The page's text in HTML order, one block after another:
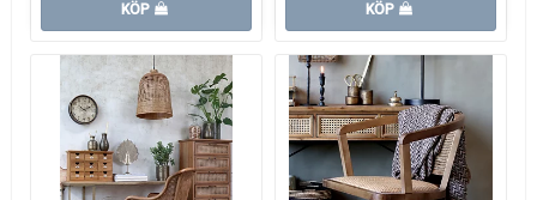
KÖP KÖP